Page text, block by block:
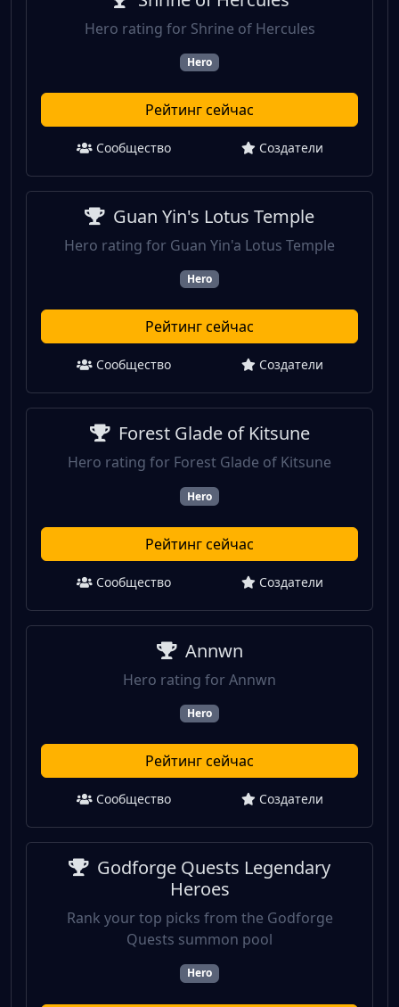
Hero rating for Shrine of Hercules
Hero
Рейтинг сейчас
Сообщество Создатели
Guan Yin's Lotus Temple
Hero rating for Guan Yin'a Lotus Temple
Hero
Рейтинг сейчас
Сообщество Создатели
Forest Glade of Kitsune
Hero rating for Forest Glade of Kitsune
Hero
Рейтинг сейчас
Сообщество Создатели
Annwn
Hero rating for Annwn
Hero
Рейтинг сейчас
Сообщество Создатели
Godforge Quests Legendary
Heroes
Rank your top picks from the Godforge
Quests summon pool
Hero